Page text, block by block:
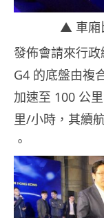
▲ 車廂
發佈會請來行
G4 的底盤由複
加速至 100 公
里/小時，其續
。